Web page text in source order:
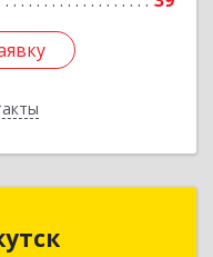
Иркутск